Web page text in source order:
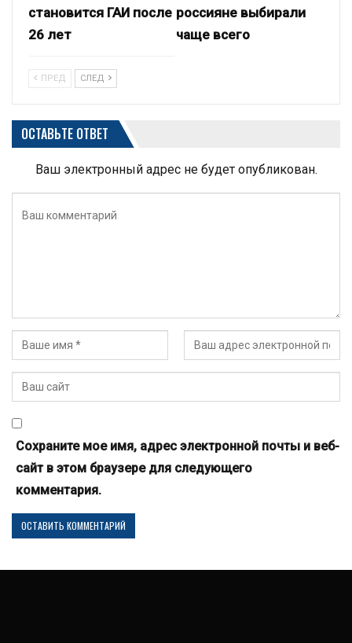
становится ГАИ после
26 лет
россияне выбирали
чаще всего
ПРЕД СЛЕД
ОСТАВЬТЕ ОТВЕТ
Ваш электронный адрес не будет опубликован.
Сохраните мое имя, адрес электронной почты и веб-
сайт в этом браузере для следующего
комментария.